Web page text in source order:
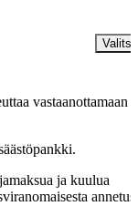
vastaanottamaan
ja kuulua